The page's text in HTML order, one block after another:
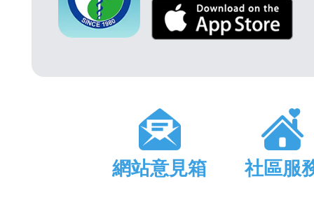
網站意見箱 社區服